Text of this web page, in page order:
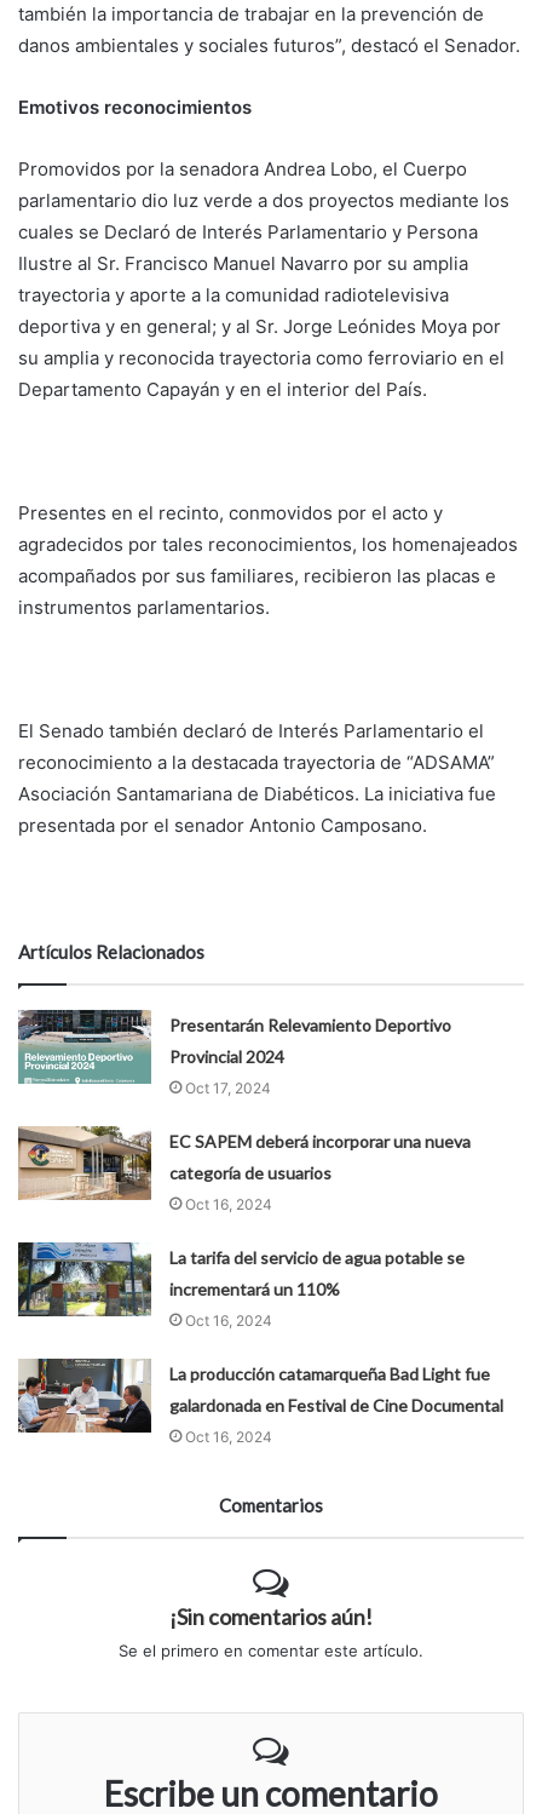
también la importancia de trabajar en la prevención de
danos ambientales y sociales futuros”, destacó el Senador.
Emotivos reconocimientos
Promovidos por la senadora Andrea Lobo, el Cuerpo
parlamentario dio luz verde a dos proyectos mediante los
cuales se Declaró de Interés Parlamentario y Persona
Ilustre al Sr. Francisco Manuel Navarro por su amplia
trayectoria y aporte a la comunidad radiotelevisiva
deportiva y en general; y al Sr. Jorge Leónides Moya por
su amplia y reconocida trayectoria como ferroviario en el
Departamento Capayán y en el interior del País.
Presentes en el recinto, conmovidos por el acto y
agradecidos por tales reconocimientos, los homenajeados
acompañados por sus familiares, recibieron las placas e
instrumentos parlamentarios.
El Senado también declaró de Interés Parlamentario el
reconocimiento a la destacada trayectoria de “ADSAMA”
Asociación Santamariana de Diabéticos. La iniciativa fue
presentada por el senador Antonio Camposano.
Artículos Relacionados
Presentarán Relevamiento Deportivo
Provincial 2024
Oct 17, 2024
EC SAPEM deberá incorporar una nueva
categoría de usuarios
Oct 16, 2024
La tarifa del servicio de agua potable se
incrementará un 110%
Oct 16, 2024
La producción catamarqueña Bad Light fue
galardonada en Festival de Cine Documental
Oct 16, 2024
Comentarios
¡Sin comentarios aún!
Se el primero en comentar este artículo.
Escribe un comentario